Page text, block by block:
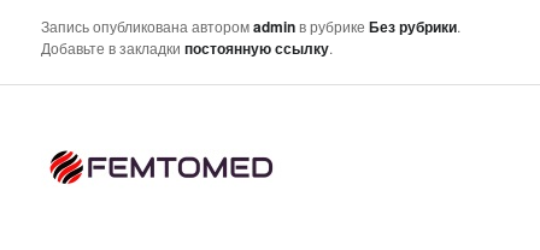
Запись опубликована авторомadminв рубрикеБез рубрики.
Добавьте в закладкипостоянную ссылку.